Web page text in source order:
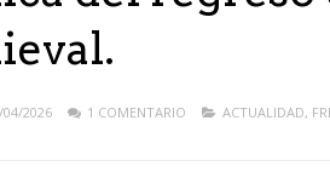
04/2026 1 COMENTARIO ACTUALIDAD,